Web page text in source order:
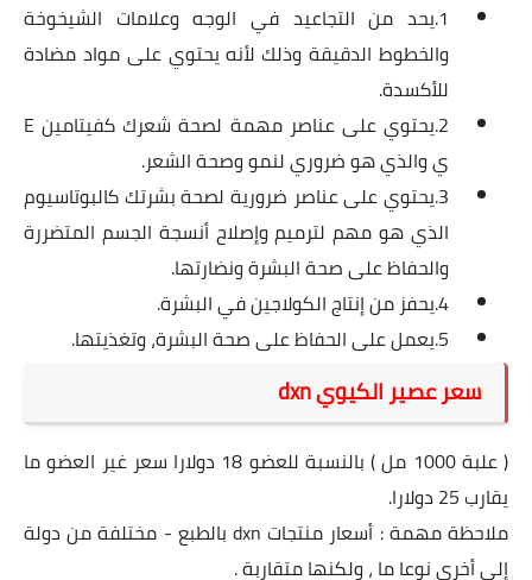
1.يحد من التجاعيد في الوجه وعلامات الشيخوخة
والخطوط الدقيقة وذلك لأنه يحتوي على مواد مضادة
للأكسدة.
2.يحتوي على عناصر مهمة لصحة شعرك كفيتامين E
ي والذي هو ضروري لنمو وصحة الشعر.
3.يحتوي على عناصر ضرورية لصحة بشرتك كالبوتاسيوم
الذي هو مهم لترميم وإصلاح أنسجة الجسم المتضررة
والحفاظ على صحة البشرة ونضارتها.
4.يحفز من إنتاج الكولاجين في البشرة.
5.يعمل على الحفاظ على صحة البشرة، وتغذيتها.
سعر عصير الكيوي dxn
( علبة 1000 مل ) بالنسبة للعضو 18 دولارا سعر غير العضو ما
يقارب 25 دولارا.
ملاحظة مهمة : أسعار منتجات dxn بالطبع - مختلفة من دولة
إلى أخرى نوعا ما ، ولكنها متقاربة .